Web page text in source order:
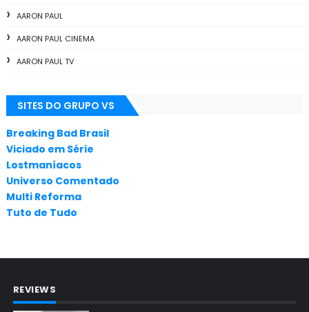
AARON PAUL
AARON PAUL CINEMA
AARON PAUL TV
ANIMAÇÃO
ANNA GUNN
APLICATIVOS
ARTES
AUDIÊNCIA
BAND
SITES DO GRUPO VS
Breaking Bad Brasil
Viciado em Série
Lostmaníacos
Universo Comentado
Multi Reforma
Tuto de Tudo
REVIEWS